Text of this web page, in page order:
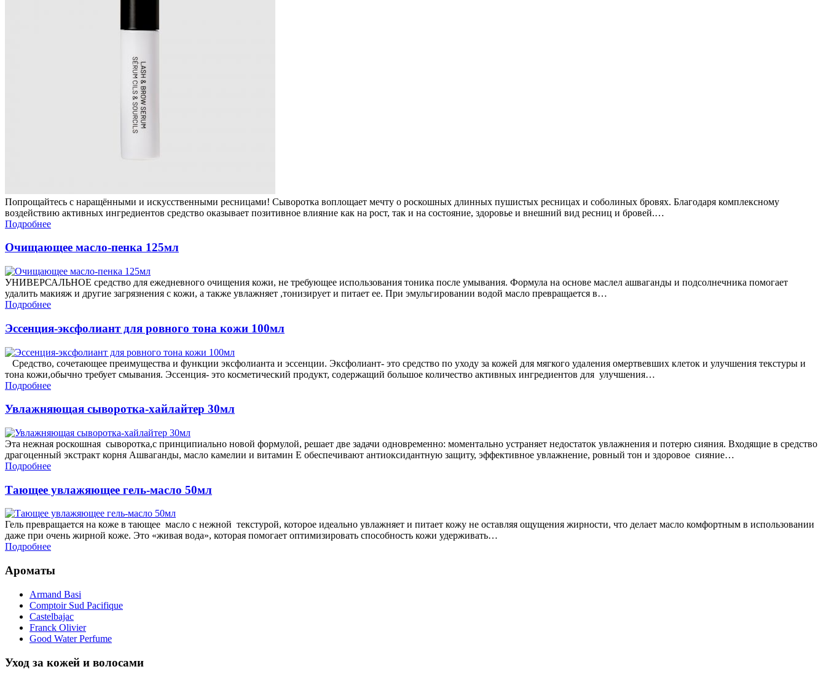
Попрощайтесь с наращёнными и искусственными ресницами! Сыворотка воплощает мечту о роскошных длинных пушистых ресницах и соболиных бровях. Благодаря комплексному
воздействию активных ингредиентов средство оказывает позитивное влияние как на рост, так и на состояние, здоровье и внешний вид ресниц и бровей.…
Подробнее
Очищающее масло-пенка 125мл
УНИВЕРСАЛЬНОЕ средство для ежедневного очищения кожи, не требующее использования тоника после умывания. Формула на основе маслел ашваганды и подсолнечника помогает
удалить макияж и другие загрязнения с кожи, а также увлажняет ,тонизирует и питает ее. При эмульгировании водой масло превращается в…
Подробнее
Эссенция-эксфолиант для ровного тона кожи 100мл
Средство, сочетающее преимущества и функции эксфолианта и эссенции. Эксфолиант- это средство по уходу за кожей для мягкого удаления омертвевших клеток и улучшения текстуры и
тона кожи,обычно требует смывания. Эссенция- это косметический продукт, содержащий большое количество активных ингредиентов для улучшения…
Подробнее
Увлажняющая сыворотка-хайлайтер 30мл
Эта нежная роскошная сыворотка,с принципиально новой формулой, решает две задачи одновременно: моментально устраняет недостаток увлажнения и потерю сияния. Входящие в средство
драгоценный экстракт корня Ашваганды, масло камелии и витамин Е обеспечивают антиоксидантную защиту, эффективное увлажнение, ровный тон и здоровое сияние…
Подробнее
Тающее увлажяющее гель-масло 50мл
Гель превращается на коже в тающее масло с нежной текстурой, которое идеально увлажняет и питает кожу не оставляя ощущения жирности, что делает масло комфортным в использовании
даже при очень жирной коже. Это «живая вода», которая помогает оптимизировать способность кожи удерживать…
Подробнее
Ароматы
Armand Basi
Comptoir Sud Pacifique
Castelbajac
Franck Olivier
Good Water Perfume
Уход за кожей и волосами